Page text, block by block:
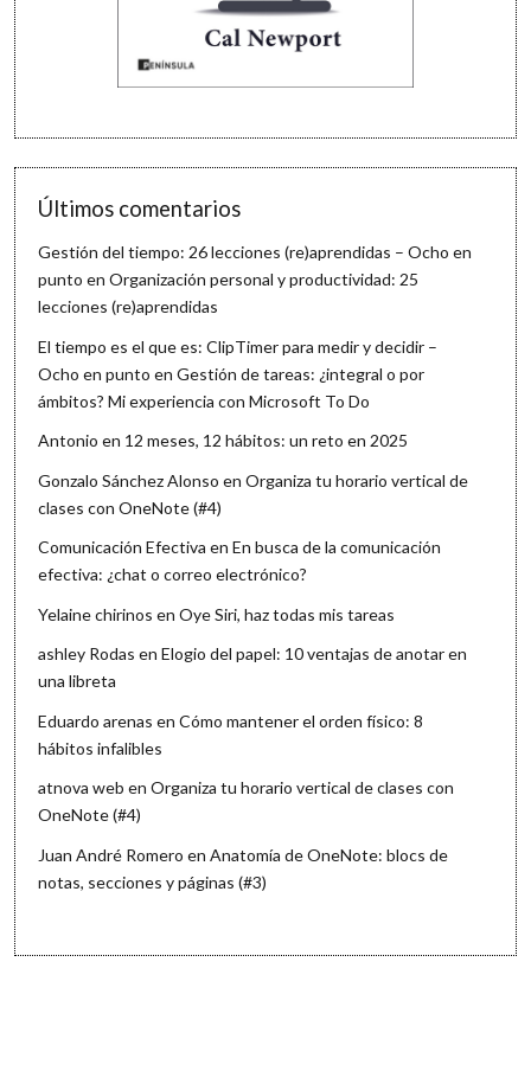
Últimos comentarios
Gestión del tiempo: 26 lecciones (re)aprendidas – Ocho en
punto enOrganización personal y productividad: 25
lecciones (re)aprendidas
El tiempo es el que es: ClipTimer para medir y decidir –
Ocho en punto enGestión de tareas: ¿integral o por
ámbitos? Mi experiencia con Microsoft To Do
Antonio en 12 meses, 12 hábitos: un reto en 2025
Gonzalo Sánchez Alonso enOrganiza tu horario vertical de
clases con OneNote (#4)
Comunicación Efectiva enEn busca de la comunicación
efectiva: ¿chat o correo electrónico?
Yelaine chirinos enOye Siri, haz todas mis tareas
ashley Rodas enElogio del papel: 10 ventajas de anotar en
una libreta
Eduardo arenas enCómo mantener el orden físico: 8
hábitos infalibles
atnova web enOrganiza tu horario vertical de clases con
OneNote (#4)
Juan André Romero enAnatomía de OneNote: blocs de
notas, secciones y páginas (#3)